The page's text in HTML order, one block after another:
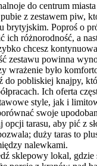
do centrum
z zestawem piw,
brytyjskim. Poproś o
ich różnorodność, a
chcesz
zestawu powinna
wrażenie było
do pobliskiej knajpy,
Ich oferta
style, jak i
swoje
opcji tarasu, aby pić z
duży taras to
nalewkami.
sklepowy lokal, gdzie